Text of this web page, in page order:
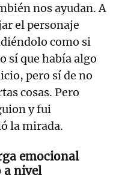
nos ayudan. A
el personaje
como si
sí que había algo
pero sí de no
cosas. Pero
y fui
la mirada.
emocional
a nivel